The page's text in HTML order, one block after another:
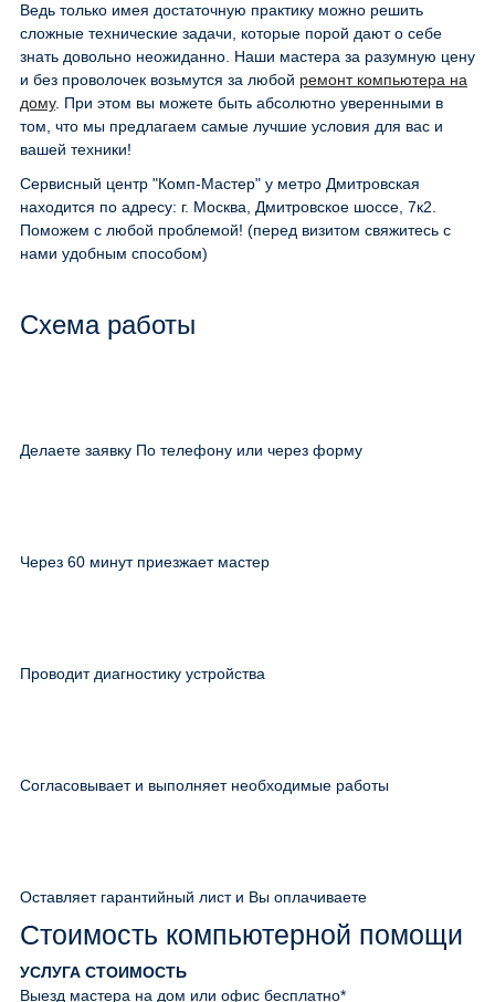
Ведь только имея достаточную практику можно решить
сложные технические задачи, которые порой дают о себе
знать довольно неожиданно. Наши мастера за разумную цену
и без проволочек возьмутся за любой ремонт компьютера на
дому. При этом вы можете быть абсолютно уверенными в
том, что мы предлагаем самые лучшие условия для вас и
вашей техники!
Сервисный центр "Комп-Мастер" у метро Дмитровская
находится по адресу: г. Москва, Дмитровское шоссе, 7к2.
Поможем с любой проблемой! (перед визитом свяжитесь с
нами удобным способом)
Схема работы
Делаете заявку По телефону или через форму
Через 60 минут приезжает мастер
Проводит диагностику устройства
Согласовывает и выполняет необходимые работы
Оставляет гарантийный лист и Вы оплачиваете
Стоимость компьютерной помощи
УСЛУГА СТОИМОСТЬ
Выезд мастера на дом или офис бесплатно*